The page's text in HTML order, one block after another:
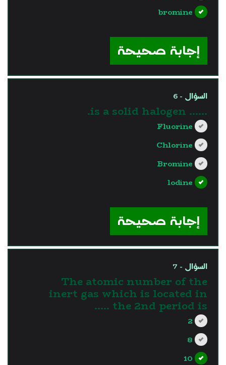
bromine
إجابة صحيحة
السؤال - 6
...... is a solid halogen.
Fluorine
Chlorine
Bromine
lodine
إجابة صحيحة
السؤال - 7
The atomic number of the
inert gas which is located in
the 2nd period is …..
2
8
10